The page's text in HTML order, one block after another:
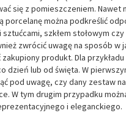
się z pomieszczeniem. Nawet
porcelanę można podkreślić
szkłem stołowym
zwrócić uwagę na sposób w
produkt. Dla
dzień lub od święta. W
pod uwagę, czy dany zestaw
W tym drugim przypadku
i eleganckiego.